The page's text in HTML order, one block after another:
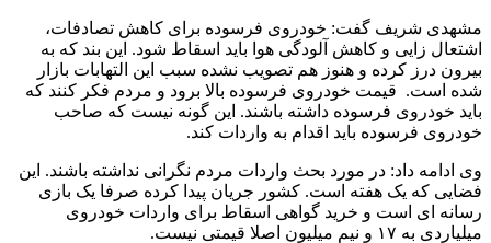
مشهدی شریف گفت: خودروی فرسوده برای کاهش تصادفات،
اشتعال زایی و کاهش آلودگی هوا باید اسقاط شود. این بند که به
بیرون درز کرده و هنوز هم تصویب نشده سبب این التهابات بازار
شده است. قیمت خودروی فرسوده بالا برود و مردم فکر کنند که
باید خودروی فرسوده داشته باشند. این گونه نیست که صاحب
خودروی فرسوده باید اقدام به واردات کند.
وی ادامه داد: در مورد بحث واردات مردم نگرانی نداشته باشند. این
فضایی که یک هفته است. کشور جریان پیدا کرده صرفا یک بازی
رسانه ای است و خرید گواهی اسقاط برای واردات خودروی
میلیاردی به ۱۷ و نیم میلیون اصلا قیمتی نیست.